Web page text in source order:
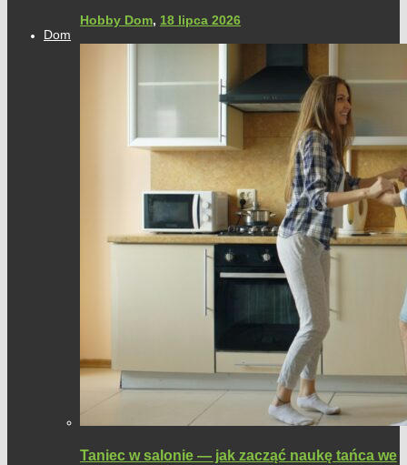
Hobby Dom, 18 lipca 2026
Dom
Taniec w salonie — jak zacząć naukę tańca we